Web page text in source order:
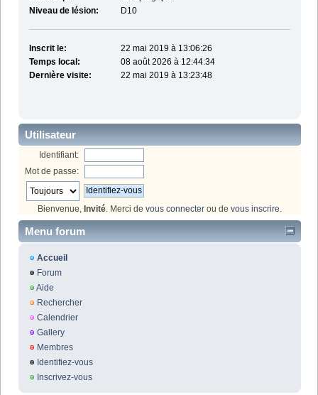
Niveau de lésion:
D10
Inscrit le:
22 mai 2019 à 13:06:26
Temps local:
08 août 2026 à 12:44:34
Dernière visite:
22 mai 2019 à 13:23:48
Utilisateur
Identifiant:
Mot de passe:
Bienvenue, Invité . Merci de vous connecter ou de vous inscrire
Menu forum
Accueil
Forum
Aide
Rechercher
Calendrier
Gallery
Membres
Identifiez-vous
Inscrivez-vous